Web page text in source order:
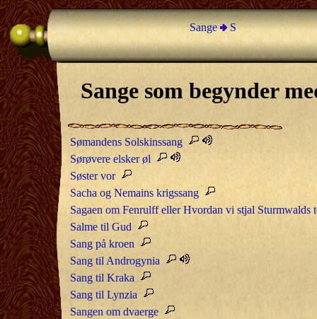
Sange S
Sange som begynder
Sømandens Solskinssang
Sørøvere elsker øl
Søster vor
Sacha og Nemains krigssang
Sagaen om Fenrulff eller Hvordan vi stjal Sturmwalds
Salme til Gud
Sang på kroen
Sang til Androgynia
Sang til Kraka
Sang til Lynzia
Sangen om dvaerge